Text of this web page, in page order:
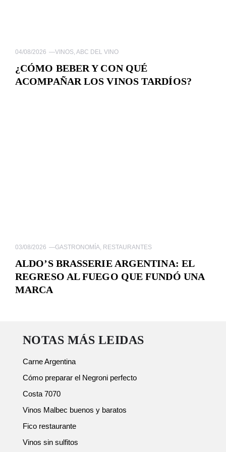
04/08/2026 —VINOS, ABC DEL VINO
¿CÓMO BEBER Y CON QUÉ
ACOMPAÑAR LOS VINOS TARDÍOS?
03/08/2026 —GASTRONOMÍA, RESTAURANTES
ALDO’S BRASSERIE ARGENTINA: EL
REGRESO AL FUEGO QUE FUNDÓ UNA
MARCA
NOTAS MÁS LEIDAS
Carne Argentina
Cómo preparar el Negroni perfecto
Costa 7070
Vinos Malbec buenos y baratos
Fico restaurante
Vinos sin sulfitos